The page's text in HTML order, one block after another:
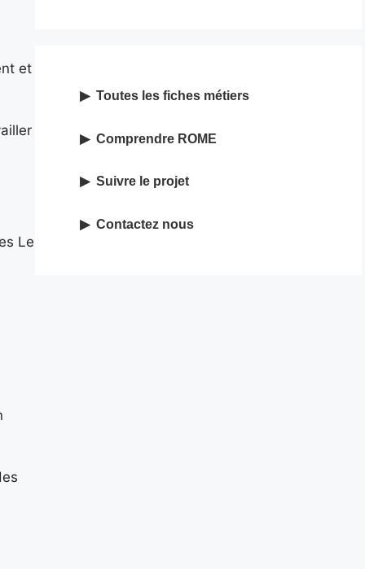
et
Le
Toutes les fiches métiers
Comprendre ROME
Suivre le projet
Contactez nous